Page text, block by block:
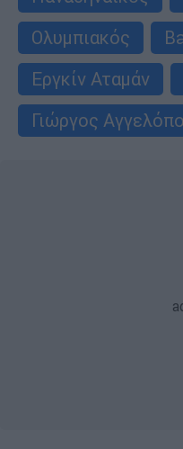
Ολυμπιακός
Εργκίν Αταμάν
Γιώργος